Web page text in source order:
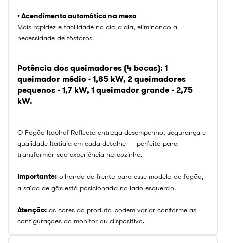
• Acendimento automático na mesa
Mais rapidez e facilidade no dia a dia, eliminando a
necessidade de fósforos.
Potência dos queimadores (4 bocas): 1
queimador médio -1,85 kW, 2 queimadores
pequenos -1,7 kW, 1 queimador grande -2,75
kW.
O Fogão Itachef Reflecta entrega desempenho, segurança e
qualidade Itatiaia em cada detalhe — perfeito para
transformar sua experiência na cozinha.
Importante: olhando de frente para esse modelo de fogão,
a saída de gás está posicionada no lado esquerdo.
Atenção: as cores do produto podem variar conforme as
configurações do monitor ou dispositivo.